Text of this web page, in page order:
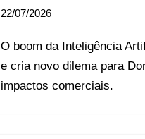
22/07/2026
O boom da Inteligência
e cria novo dilema para
impactos comerciais.